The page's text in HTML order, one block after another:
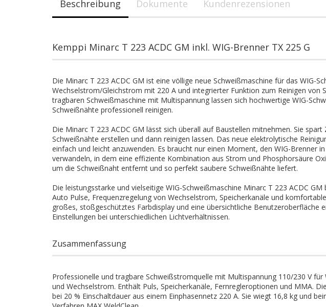
Beschreibung Dokumente Kundenrezensionen
Kemppi Minarc T 223 ACDC GM inkl. WIG-Brenner TX 225 G
Die Minarc T 223 ACDC GM ist eine völlige neue Schweißmaschine für das WIG-
Wechselstrom/Gleichstrom mit 220 A und integrierter Funktion zum Reinigen von
tragbaren Schweißmaschine mit Multispannung lassen sich hochwertige WIG-
Schweißnähte professionell reinigen.
Die Minarc T 223 ACDC GM lässt sich überall auf Baustellen mitnehmen. Sie
Schweißnähte erstellen und dann reinigen lassen. Das neue elektrolytische
einfach und leicht anzuwenden. Es braucht nur einen Moment, den WIG-Brenner
verwandeln, in dem eine effiziente Kombination aus Strom und Phosphorsäure
um die Schweißnaht entfernt und so perfekt saubere Schweißnähte liefert.
Die leistungsstarke und vielseitige WIG-Schweißmaschine Minarc T 223 ACDC
Auto Pulse, Frequenzregelung von Wechselstrom, Speicherkanäle und
großes, stoßgeschütztes Farbdisplay und eine übersichtliche Benutzeroberfläche
Einstellungen bei unterschiedlichen Lichtverhältnissen.
Zusammenfassung
Professionelle und tragbare Schweißstromquelle mit Multispannung 110/230 V für
und Wechselstrom. Enthält Puls, Speicherkanäle, Fernregleroptionen und MMA.
bei 20 % Einschaltdauer aus einem Einphasennetz 220 A. Sie wiegt 16,8 kg und